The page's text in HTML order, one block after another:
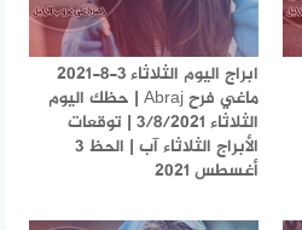
ابراج اليوم الثلاثاء 3-8-2021
ماغي فرح Abraj | حظك اليوم
الثلاثاء 3/8/2021 | توقعات
الأبراج الثلاثاء آب | الحظ 3
أغسطس 2021